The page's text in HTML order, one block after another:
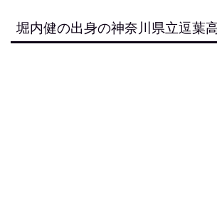
堀内健の出身の神奈川県立逗葉